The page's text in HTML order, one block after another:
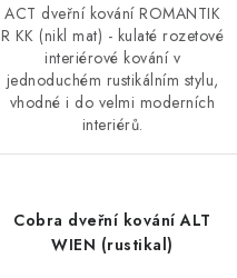
ACT dveřní kování ROMANTIK
R KK (nikl mat) - kulaté rozetové
interiérové kování v
jednoduchém rustikálním stylu,
vhodné i do velmi moderních
interiérů.
Cobra dveřní kování ALT
WIEN (rustikal)